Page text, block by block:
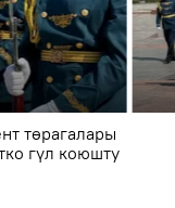
төрагалары
гүл коюшту